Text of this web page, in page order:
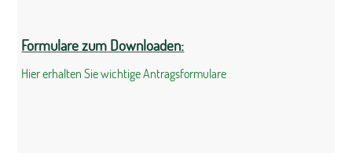
Formulare zum Downloaden:
Hier erhalten Sie wichtige Antragsformulare